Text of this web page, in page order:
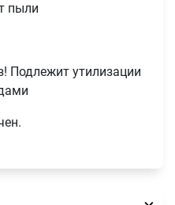
пыли
Подлежит утилизации